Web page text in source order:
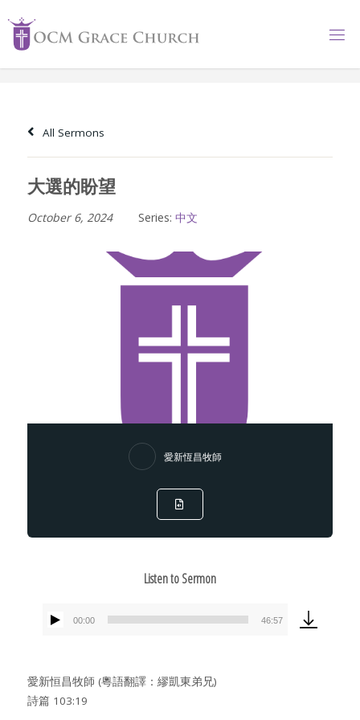
content
All Sermons
大選的盼望
October 6, 2024 Series: 中文
愛新恆昌牧師
Listen to Sermon
Audio
00:00 46:57
愛新恒昌牧師 (粵語翻譯：繆凱東弟兄)
詩篇 103:19